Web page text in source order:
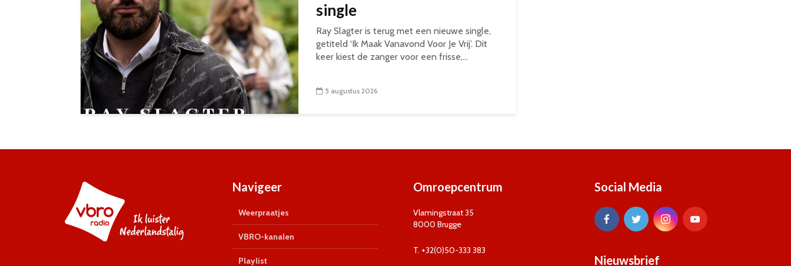
single
Ray Slagter is terug met een nieuwe single,
getiteld ‘Ik Maak Vanavond Voor Je Vrij’. Dit
keer kiest de zanger voor een frisse,...
5 augustus 2026
Navigeer
Weerpraatjes
VBRO-kanalen
Playlist
Omroepcentrum
Vlamingstraat 35
8000 Brugge
T. +32(0)50-333 383
Social Media
Nieuwsbrief